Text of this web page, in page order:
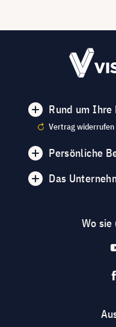
Rund um
Vertrag widerrufen
Persönliche
Das
Wo sie